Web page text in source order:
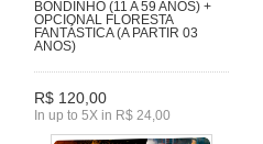
BONDINHO (11 A 59 ANOS) +
OPCIONAL FLORESTA
FANTÁSTICA (A PARTIR 03
ANOS)
R$ 120,00
In up to 5X in R$ 24,00